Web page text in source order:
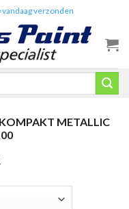
verzonden
KOMPAKT METALLIC